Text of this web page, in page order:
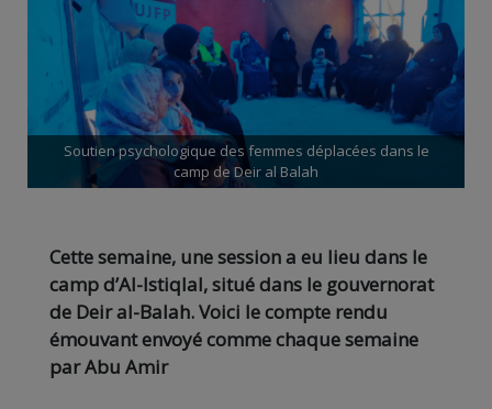
Soutien psychologique des femmes déplacées dans le
camp de Deir al Balah
Cette semaine, une session a eu lieu dans le
camp d’Al-Istiqlal, situé dans le gouvernorat
de Deir al-Balah. Voici le compte rendu
émouvant envoyé comme chaque semaine
par Abu Amir